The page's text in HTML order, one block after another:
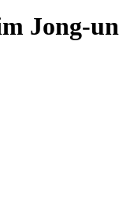
Jong-un